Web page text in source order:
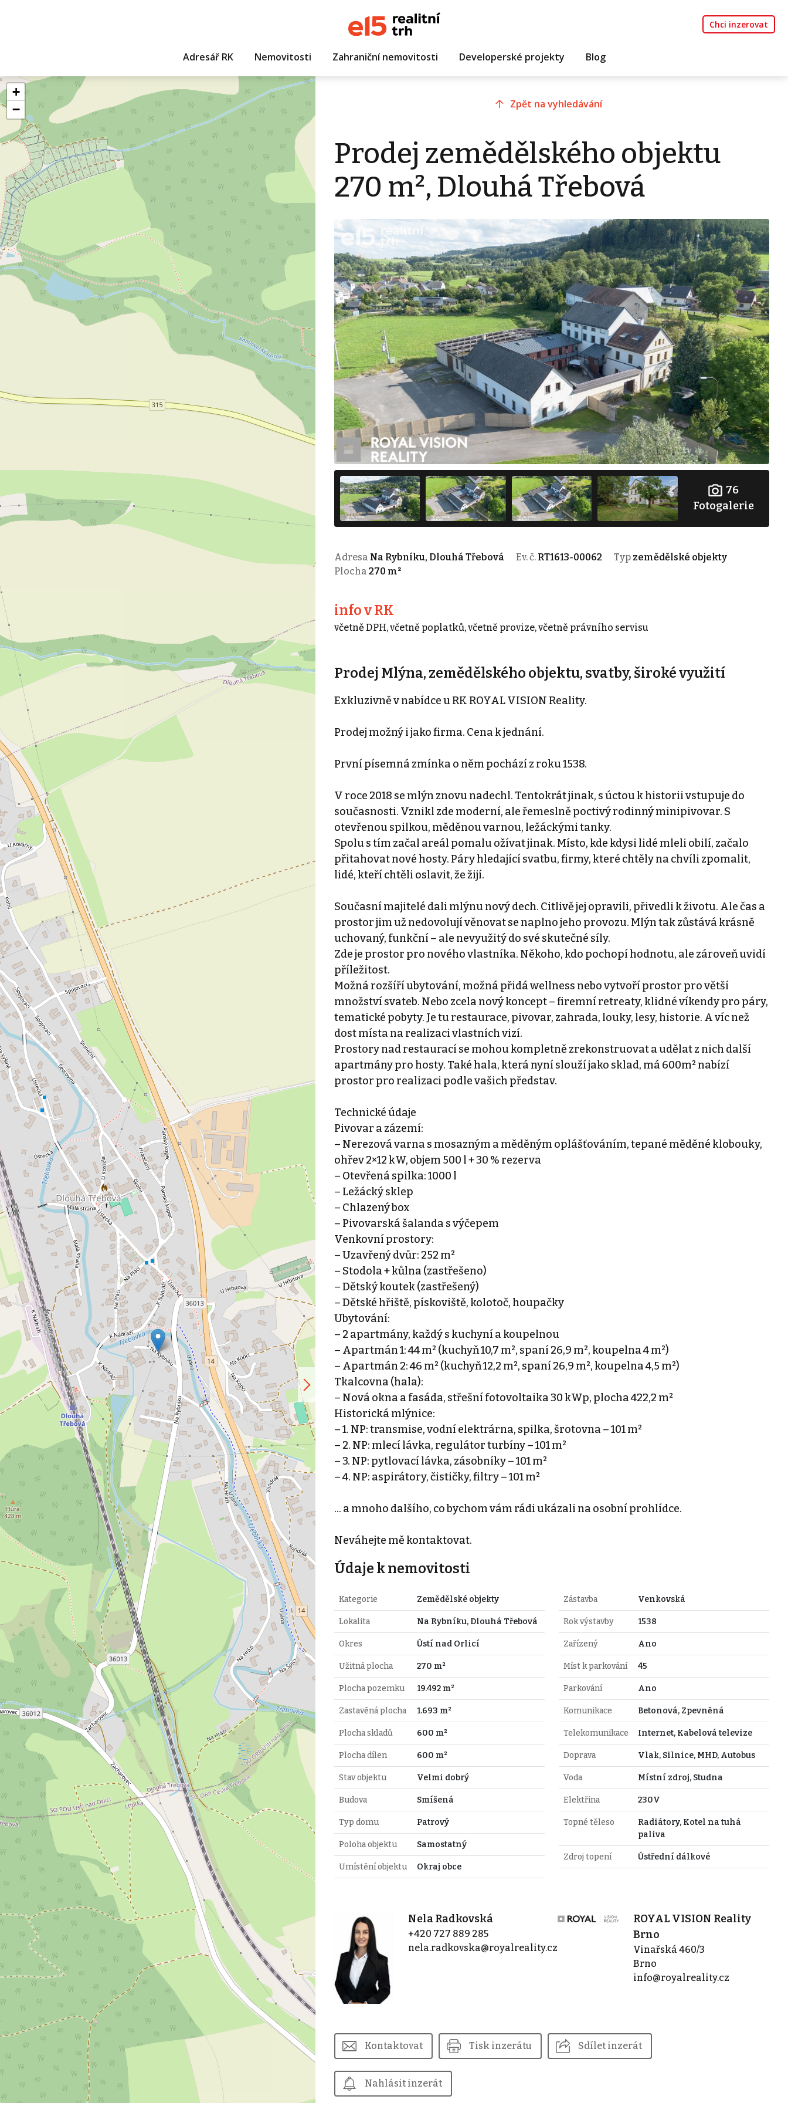
Chci inzerovat
Adresář RK Nemovitosti Zahraniční nemovitosti Developerské projekty Blog
+
−
Zpět na vyhledávání
Prodej zemědělského objektu
270 m², Dlouhá Třebová
76
Fotogalerie
Adresa Na Rybníku, Dlouhá Třebová Ev. č. RT1613-00062 Typ zemědělské objekty
Plocha 270 m²
info v RK
včetně DPH, včetně poplatků, včetně provize, včetně právního servisu
Prodej Mlýna, zemědělského objektu, svatby, široké využití
Exkluzivně v nabídce u RK ROYAL VISION Reality.
Prodej možný i jako firma. Cena k jednání.
První písemná zmínka o něm pochází z roku 1538.
V roce 2018 se mlýn znovu nadechl. Tentokrát jinak, s úctou k historii vstupuje do
současnosti. Vznikl zde moderní, ale řemeslně poctivý rodinný minipivovar. S
otevřenou spilkou, měděnou varnou, ležáckými tanky.
Spolu s tím začal areál pomalu ožívat jinak. Místo, kde kdysi lidé mleli obilí, začalo
přitahovat nové hosty. Páry hledající svatbu, firmy, které chtěly na chvíli zpomalit,
lidé, kteří chtěli oslavit, že žijí.
Současní majitelé dali mlýnu nový dech. Citlivě jej opravili, přivedli k životu. Ale čas a
prostor jim už nedovolují věnovat se naplno jeho provozu. Mlýn tak zůstává krásně
uchovaný, funkční – ale nevyužitý do své skutečné síly.
Zde je prostor pro nového vlastníka. Někoho, kdo pochopí hodnotu, ale zároveň uvidí
příležitost.
Možná rozšíří ubytování, možná přidá wellness nebo vytvoří prostor pro větší
množství svateb. Nebo zcela nový koncept – firemní retreaty, klidné víkendy pro páry,
tematické pobyty. Je tu restaurace, pivovar, zahrada, louky, lesy, historie. A víc než
dost místa na realizaci vlastních vizí.
Prostory nad restaurací se mohou kompletně zrekonstruovat a udělat z nich další
apartmány pro hosty. Také hala, která nyní slouží jako sklad, má 600m² nabízí
prostor pro realizaci podle vašich představ.
Technické údaje
Pivovar a zázemí:
– Nerezová varna s mosazným a měděným oplášťováním, tepané měděné klobouky,
ohřev 2×12 kW, objem 500 l + 30 % rezerva
– Otevřená spilka: 1000 l
– Ležácký sklep
– Chlazený box
– Pivovarská šalanda s výčepem
Venkovní prostory:
– Uzavřený dvůr: 252 m²
– Stodola + kůlna (zastřešeno)
– Dětský koutek (zastřešený)
– Dětské hřiště, pískoviště, kolotoč, houpačky
Ubytování:
– 2 apartmány, každý s kuchyní a koupelnou
– Apartmán 1: 44 m² (kuchyň 10,7 m², spaní 26,9 m², koupelna 4 m²)
– Apartmán 2: 46 m² (kuchyň 12,2 m², spaní 26,9 m², koupelna 4,5 m²)
Tkalcovna (hala):
– Nová okna a fasáda, střešní fotovoltaika 30 kWp, plocha 422,2 m²
Historická mlýnice:
– 1. NP: transmise, vodní elektrárna, spilka, šrotovna – 101 m²
– 2. NP: mlecí lávka, regulátor turbíny – 101 m²
– 3. NP: pytlovací lávka, zásobníky – 101 m²
– 4. NP: aspirátory, čističky, filtry – 101 m²
... a mnoho dalšího, co bychom vám rádi ukázali na osobní prohlídce.
Neváhejte mě kontaktovat.
Údaje k nemovitosti
Kategorie Zemědělské objekty
Lokalita Na Rybníku, Dlouhá Třebová
Okres Ústí nad Orlicí
Užitná plocha 270 m²
Plocha pozemku 19.492 m²
Zastavěná plocha 1.693 m²
Plocha skladů 600 m²
Plocha dílen 600 m²
Stav objektu Velmi dobrý
Budova Smíšená
Typ domu Patrový
Poloha objektu Samostatný
Umístění objektu Okraj obce
Zástavba Venkovská
Rok výstavby 1538
Zařízený Ano
Míst k parkování 45
Parkování Ano
Komunikace Betonová, Zpevněná
Telekomunikace Internet, Kabelová televize
Doprava Vlak, Silnice, MHD, Autobus
Voda Místní zdroj, Studna
Elektřina 230V
Topné těleso
Radiátory, Kotel na tuhá
paliva
Zdroj topení Ústřední dálkové
Nela Radkovská
+420 727 889 285
nela.radkovska@royalreality.cz
ROYAL VISION Reality
Brno
Vinařská 460/3
Brno
info@royalreality.cz
Kontaktovat Tisk inzerátu Sdílet inzerát
Nahlásit inzerát